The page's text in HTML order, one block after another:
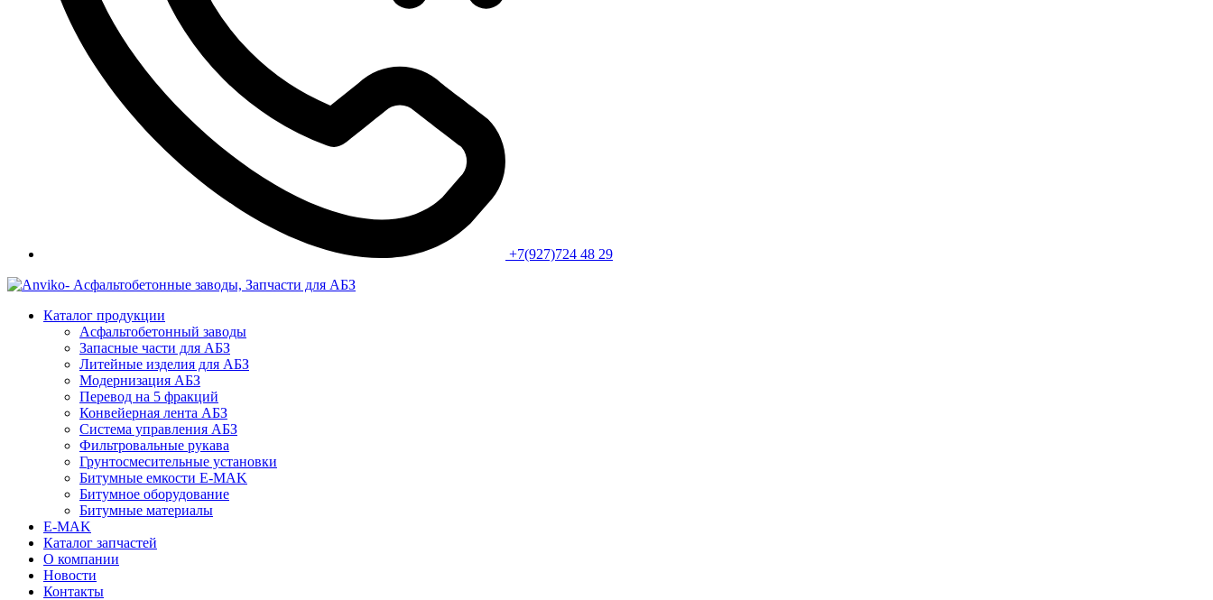
+7(927)724 48 29
Каталог продукции
Асфальтобетонный заводы
Запасные части для АБЗ
Литейные изделия для АБЗ
Модернизация АБЗ
Перевод на 5 фракций
Конвейерная лента АБЗ
Система управления АБЗ
Фильтровальные рукава
Грунтосмесительные установки
Битумные емкости E-MAK
Битумное оборудование
Битумные материалы
E-MAK
Каталог запчастей
О компании
Новости
Контакты